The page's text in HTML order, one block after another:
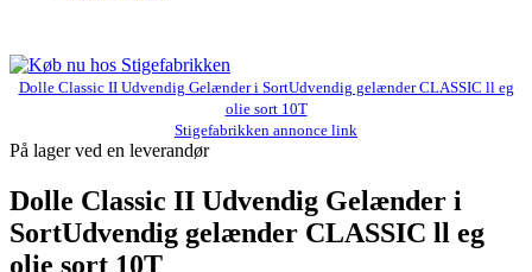
Dolle Classic II Udvendig Gelænder i SortUdvendig gelænder CLASSIC ll eg
olie sort 10T
Stigefabrikken annonce link
På lager ved en leverandør
Dolle Classic II Udvendig Gelænder i
SortUdvendig gelænder CLASSIC ll eg
olie sort 10T